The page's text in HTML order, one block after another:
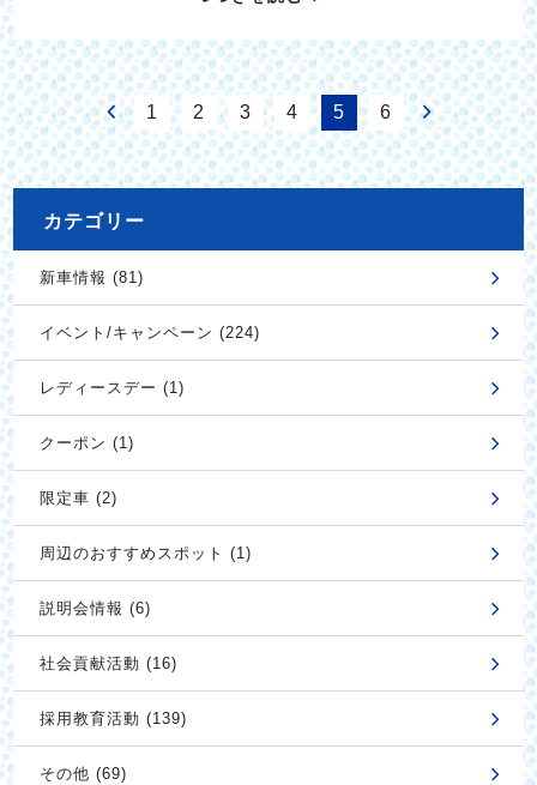
1 2 3 4 5 6
カテゴリー
新車情報 (81)
イベント/キャンペーン (224)
レディースデー (1)
クーポン (1)
限定車 (2)
周辺のおすすめスポット (1)
説明会情報 (6)
社会貢献活動 (16)
採用教育活動 (139)
その他 (69)